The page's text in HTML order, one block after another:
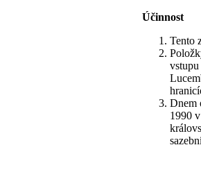
Účinnost
Tento
Dnem
1990